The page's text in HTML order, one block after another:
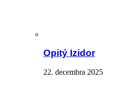
Opitý Izidor
22. decembra 2025